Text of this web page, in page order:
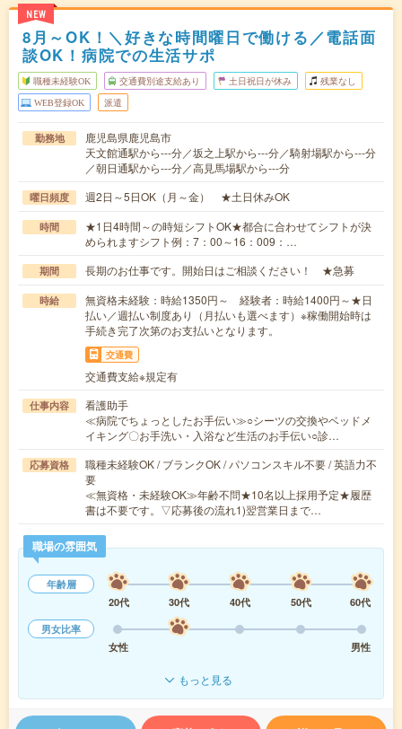
NEW
8月～OK！＼好きな時間曜日で働ける／電話面
談OK！病院での生活サポ
職種未経験OK 交通費別途支給あり 土日祝日が休み 残業なし
WEB登録OK 派遣
勤務地
鹿児島県鹿児島市
天文館通駅から---分／坂之上駅から---分／騎射場駅から---分
／朝日通駅から---分／高見馬場駅から---分
曜日頻度 週2日～5日OK（月～金） ★土日休みOK
時間
★1日4時間～の時短シフトOK★都合に合わせてシフトが決
められますシフト例：7：00～16：009：…
期間 長期のお仕事です。開始日はご相談ください！ ★急募
時給
無資格未経験：時給1350円～ 経験者：時給1400円～★日
払い／週払い制度あり（月払いも選べます）※稼働開始時は
手続き完了次第のお支払いとなります。
交通費
交通費支給※規定有
仕事内容
看護助手
≪病院でちょっとしたお手伝い≫○シーツの交換やベッドメ
イキング〇お手洗い・入浴など生活のお手伝い○診…
応募資格
職種未経験OK / ブランクOK / パソコンスキル不要 / 英語力不
要
≪無資格・未経験OK≫年齢不問★10名以上採用予定★履歴
書は不要です。▽応募後の流れ1)翌営業日まで…
職場の雰囲気
年齢層
20代
30代 40代 50代
60代
男女比率
女性
男性
もっと見る